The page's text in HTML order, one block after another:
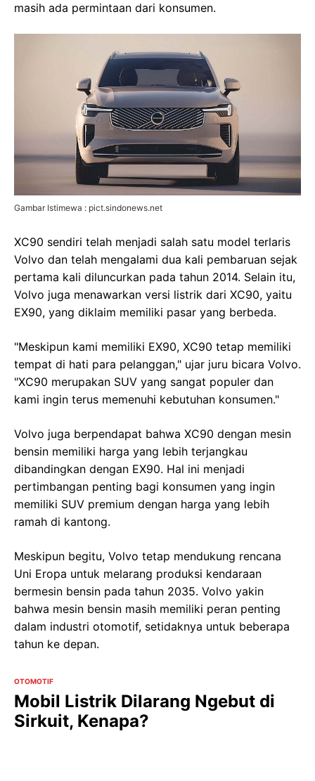
masih ada permintaan dari konsumen.
Gambar Istimewa : pict.sindonews.net
XC90 sendiri telah menjadi salah satu model terlaris
Volvo dan telah mengalami dua kali pembaruan sejak
pertama kali diluncurkan pada tahun 2014. Selain itu,
Volvo juga menawarkan versi listrik dari XC90, yaitu
EX90, yang diklaim memiliki pasar yang berbeda.
"Meskipun kami memiliki EX90, XC90 tetap memiliki
tempat di hati para pelanggan," ujar juru bicara Volvo.
"XC90 merupakan SUV yang sangat populer dan
kami ingin terus memenuhi kebutuhan konsumen."
Volvo juga berpendapat bahwa XC90 dengan mesin
bensin memiliki harga yang lebih terjangkau
dibandingkan dengan EX90. Hal ini menjadi
pertimbangan penting bagi konsumen yang ingin
memiliki SUV premium dengan harga yang lebih
ramah di kantong.
Meskipun begitu, Volvo tetap mendukung rencana
Uni Eropa untuk melarang produksi kendaraan
bermesin bensin pada tahun 2035. Volvo yakin
bahwa mesin bensin masih memiliki peran penting
dalam industri otomotif, setidaknya untuk beberapa
tahun ke depan.
OTOMOTIF
Mobil Listrik Dilarang Ngebut di
Sirkuit, Kenapa?